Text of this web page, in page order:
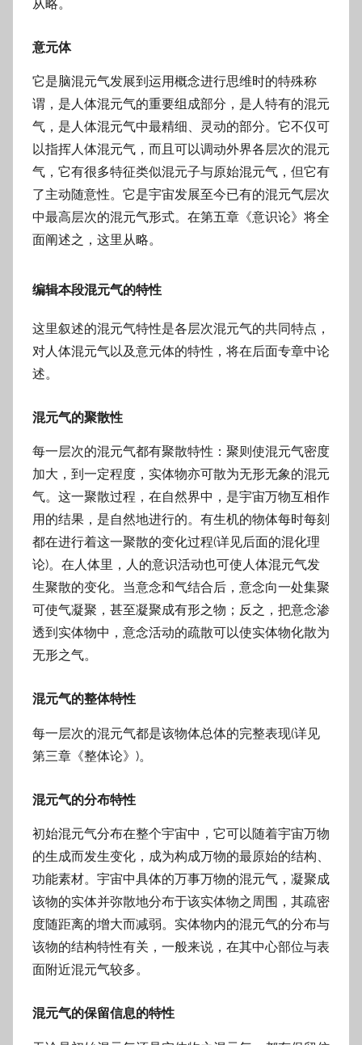
从略。
意元体
它是脑混元气发展到运用概念进行思维时的特殊称
谓，是人体混元气的重要组成部分，是人特有的混元
气，是人体混元气中最精细、灵动的部分。它不仅可
以指挥人体混元气，而且可以调动外界各层次的混元
气，它有很多特征类似混元子与原始混元气，但它有
了主动随意性。它是宇宙发展至今已有的混元气层次
中最高层次的混元气形式。在第五章《意识论》将全
面阐述之，这里从略。
编辑本段混元气的特性
这里叙述的混元气特性是各层次混元气的共同特点，
对人体混元气以及意元体的特性，将在后面专章中论
述。
混元气的聚散性
每一层次的混元气都有聚散特性：聚则使混元气密度
加大，到一定程度，实体物亦可散为无形无象的混元
气。这一聚散过程，在自然界中，是宇宙万物互相作
用的结果，是自然地进行的。有生机的物体每时每刻
都在进行着这一聚散的变化过程(详见后面的混化理
论)。在人体里，人的意识活动也可使人体混元气发
生聚散的变化。当意念和气结合后，意念向一处集聚
可使气凝聚，甚至凝聚成有形之物；反之，把意念渗
透到实体物中，意念活动的疏散可以使实体物化散为
无形之气。
混元气的整体特性
每一层次的混元气都是该物体总体的完整表现(详见
第三章《整体论》)。
混元气的分布特性
初始混元气分布在整个宇宙中，它可以随着宇宙万物
的生成而发生变化，成为构成万物的最原始的结构、
功能素材。宇宙中具体的万事万物的混元气，凝聚成
该物的实体并弥散地分布于该实体物之周围，其疏密
度随距离的增大而减弱。实体物内的混元气的分布与
该物的结构特性有关，一般来说，在其中心部位与表
面附近混元气较多。
混元气的保留信息的特性